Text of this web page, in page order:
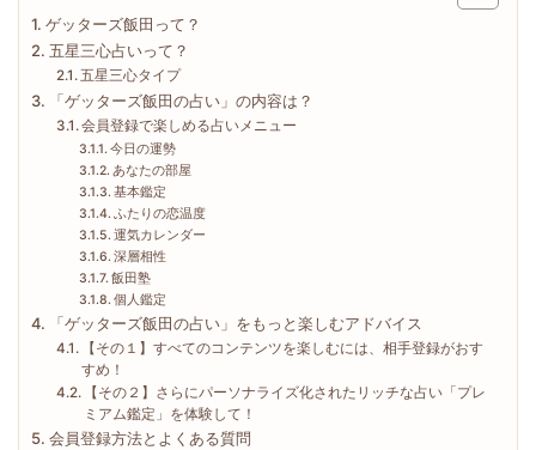
ゲッターズ飯田って？
五星三心占いって？
五星三心タイプ
「ゲッターズ飯田の占い」の内容は？
会員登録で楽しめる占いメニュー
今日の運勢
あなたの部屋
基本鑑定
ふたりの恋温度
運気カレンダー
深層相性
飯田塾
個人鑑定
「ゲッターズ飯田の占い」をもっと楽しむアドバイス
【その１】すべてのコンテンツを楽しむには、相手登録がおす
すめ！
【その２】さらにパーソナライズ化されたリッチな占い「プレ
ミアム鑑定」を体験して！
会員登録方法とよくある質問